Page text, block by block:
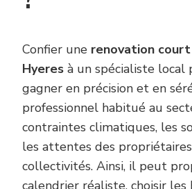
Confier une renovation
Hyeres à un spécialiste local
gagner en précision et en
professionnel habitué au
contraintes climatiques, les
les attentes des
collectivités. Ainsi, il peut
calendrier réaliste, choisir les